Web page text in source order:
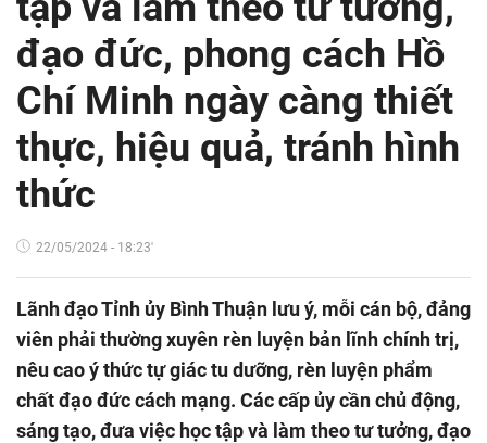
đạo đức, phong cách Hồ
Chí Minh ngày càng thiết
thực, hiệu quả, tránh hình
thức
22/05/2024 - 18:23'
Lãnh đạo Tỉnh ủy Bình Thuận lưu ý, mỗi cán bộ, đảng
viên phải thường xuyên rèn luyện bản lĩnh chính trị,
nêu cao ý thức tự giác tu dưỡng, rèn luyện phẩm
chất đạo đức cách mạng. Các cấp ủy cần chủ động,
sáng tạo, đưa việc học tập và làm theo tư tưởng, đạo